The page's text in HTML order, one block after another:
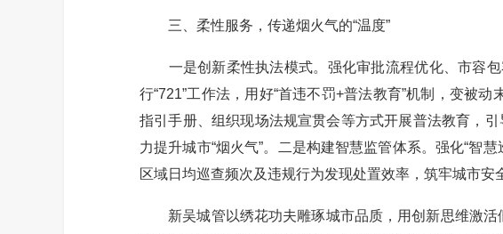
三、柔性服务，传递烟火气的“温度”
一是创新柔性执法模式。强化审批流程优化、市容包
行“721”工作法，用好“首违不罚+普法教育”机制，变被
指引手册、组织现场法规宣贯会等方式开展普法教育，
力提升城市“烟火气”。二是构建智慧监管体系。强化“智
区域日均巡查频次及违规行为发现处置效率，筑牢城市安
新吴城管以绣花功夫雕琢城市品质，用创新思维激活假